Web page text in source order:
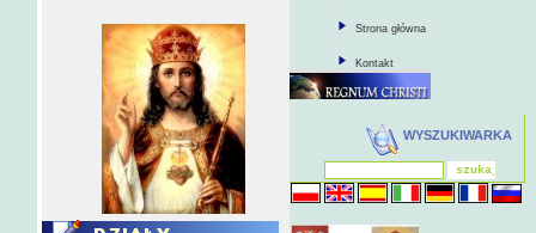
Strona główna
Kontakt
WYSZUKIWARKA